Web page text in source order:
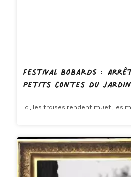
Festival BOBARDS :
Petits contes du jardin
Ici, les fraises rendent muet, les